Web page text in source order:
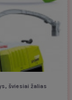
šviesiai žalias